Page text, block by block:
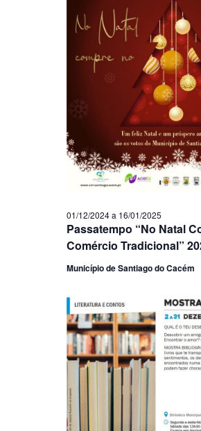
Passatempo “No Natal
Comércio Tradicional”
01/12/2024a 16/01/2025
Município de Santiago do Cacém